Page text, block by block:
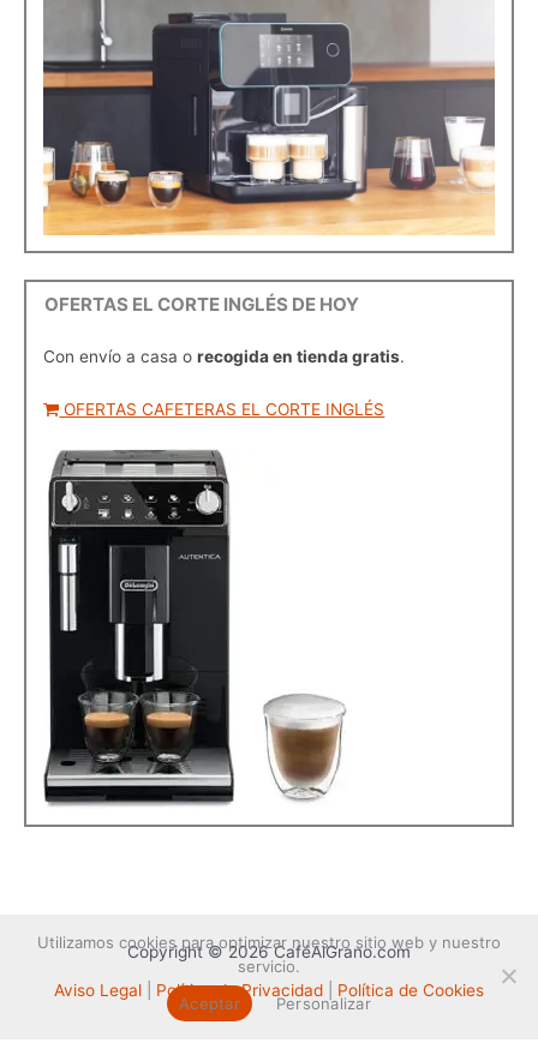
OFERTAS EL CORTE INGLÉS DE HOY
Con envío a casa o recogida en tienda gratis.
OFERTAS CAFETERAS EL CORTE INGLÉS
Copyright © 2026 CaféAlGrano.com
Aviso Legal
Política de Privacidad Política de Cookies
Utilizamos cookies para optimizar nuestro sitio web y nuestro
servicio.
Aceptar
Personalizar